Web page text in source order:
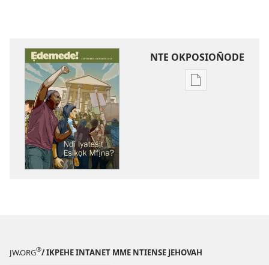
NTE OKPOSION̄ODE
Nte
JW.ORG®/ IKPEHE INTANET MME NTIENSE JEHOVAH